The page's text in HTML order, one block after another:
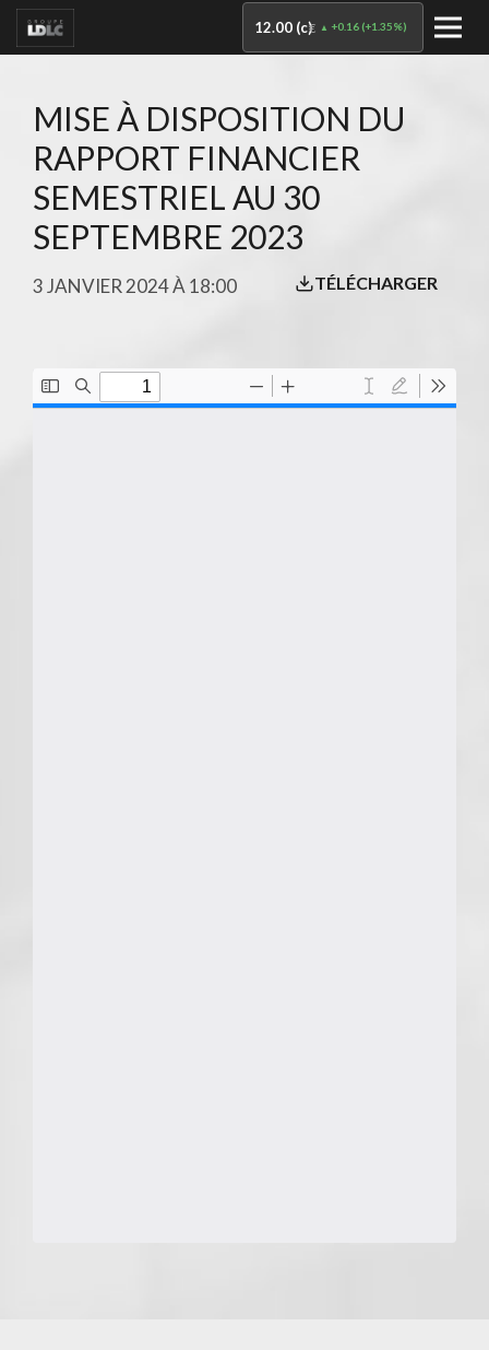
12.00 (c)€ +0.16(+1.35%)
MISE À DISPOSITION DU
RAPPORT FINANCIER
SEMESTRIEL AU 30
SEPTEMBRE 2023
3 JANVIER 2024 À 18:00 TÉLÉCHARGER